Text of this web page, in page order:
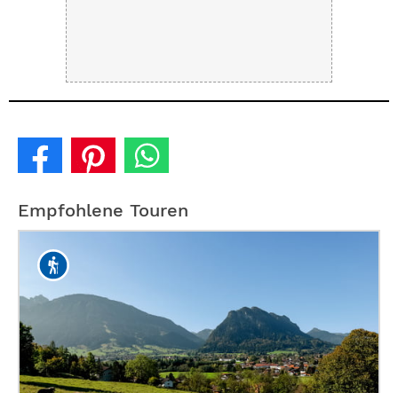
Empfohlene Touren